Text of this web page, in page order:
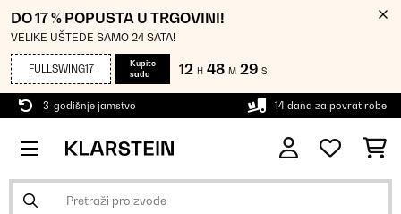
DO 17 % POPUSTA U TRGOVINI!
VELIKE UŠTEDE SAMO 24 SATA!
FULLSWING17
Kupite
sada
12 H 48 M 28 S
3-godišnje jamstvo 14 dana za povrat robe